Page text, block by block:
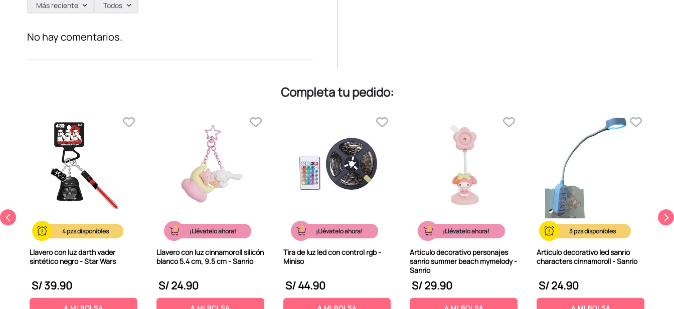
Más reciente Todos
No hay comentarios.
Completa tu pedido:
4
Llavero con luz darth vader
sintético negro - Star Wars
S/39.90
¡Llévatelo ahora!
Llavero con luz cinnamoroll silicón
blanco 5.4 cm, 9.5 cm - Sanrio
S/24.90
¡Llévatelo ahora!
Tira de luz led con control rgb -
Miniso
S/44.90
¡Llévatelo ahora!
Articulo decorativo personajes
sanrio summer beach mymelody -
Sanrio
S/29.90
3
Articulo decorativo led sanrio
characters cinnamoroll - Sanrio
S/24.90